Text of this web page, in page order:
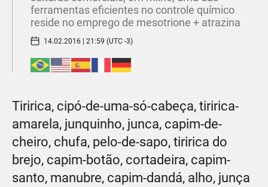
ferramentas eficientes no controle químico
reside no emprego de mesotrione + atrazina
14.02.2016 | 21:59 (UTC -3)
Tiririca, cipó-de-uma-só-cabeça, tiririca-
amarela, junquinho, junca, capim-de-
cheiro, chufa, pelo-de-sapo, tiririca do
brejo, capim-botão, cortadeira, capim-
santo, manubre, capim-dandá, alho, junça